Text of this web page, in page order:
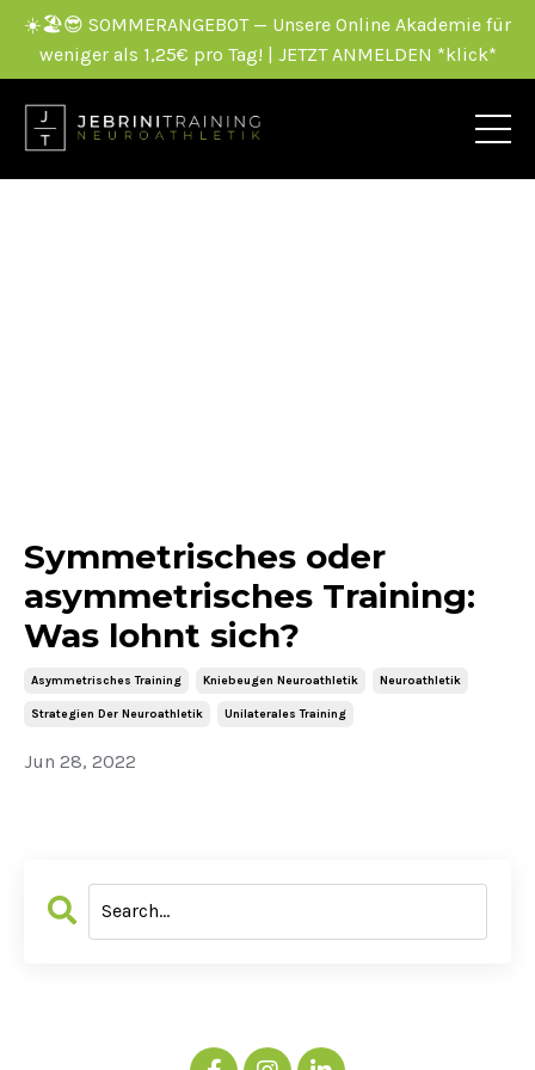
☀️🏖️😎 SOMMERANGEBOT — Unsere Online Akademie für
weniger als 1,25€ pro Tag! | JETZT ANMELDEN *klick*
Symmetrisches oder
asymmetrisches Training:
Was lohnt sich?
Asymmetrisches Training Kniebeugen Neuroathletik Neuroathletik
Strategien Der Neuroathletik Unilaterales Training
Jun 28, 2022